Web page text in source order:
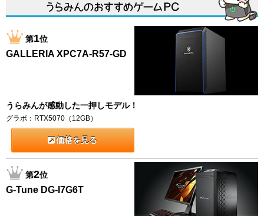
第1位
GALLERIA XPC7A-R57-GD
うらみんが感動した一押しモデル！
グラボ：RTX5070（12GB）
価格を見る
第2位
G-Tune DG-I7G6T